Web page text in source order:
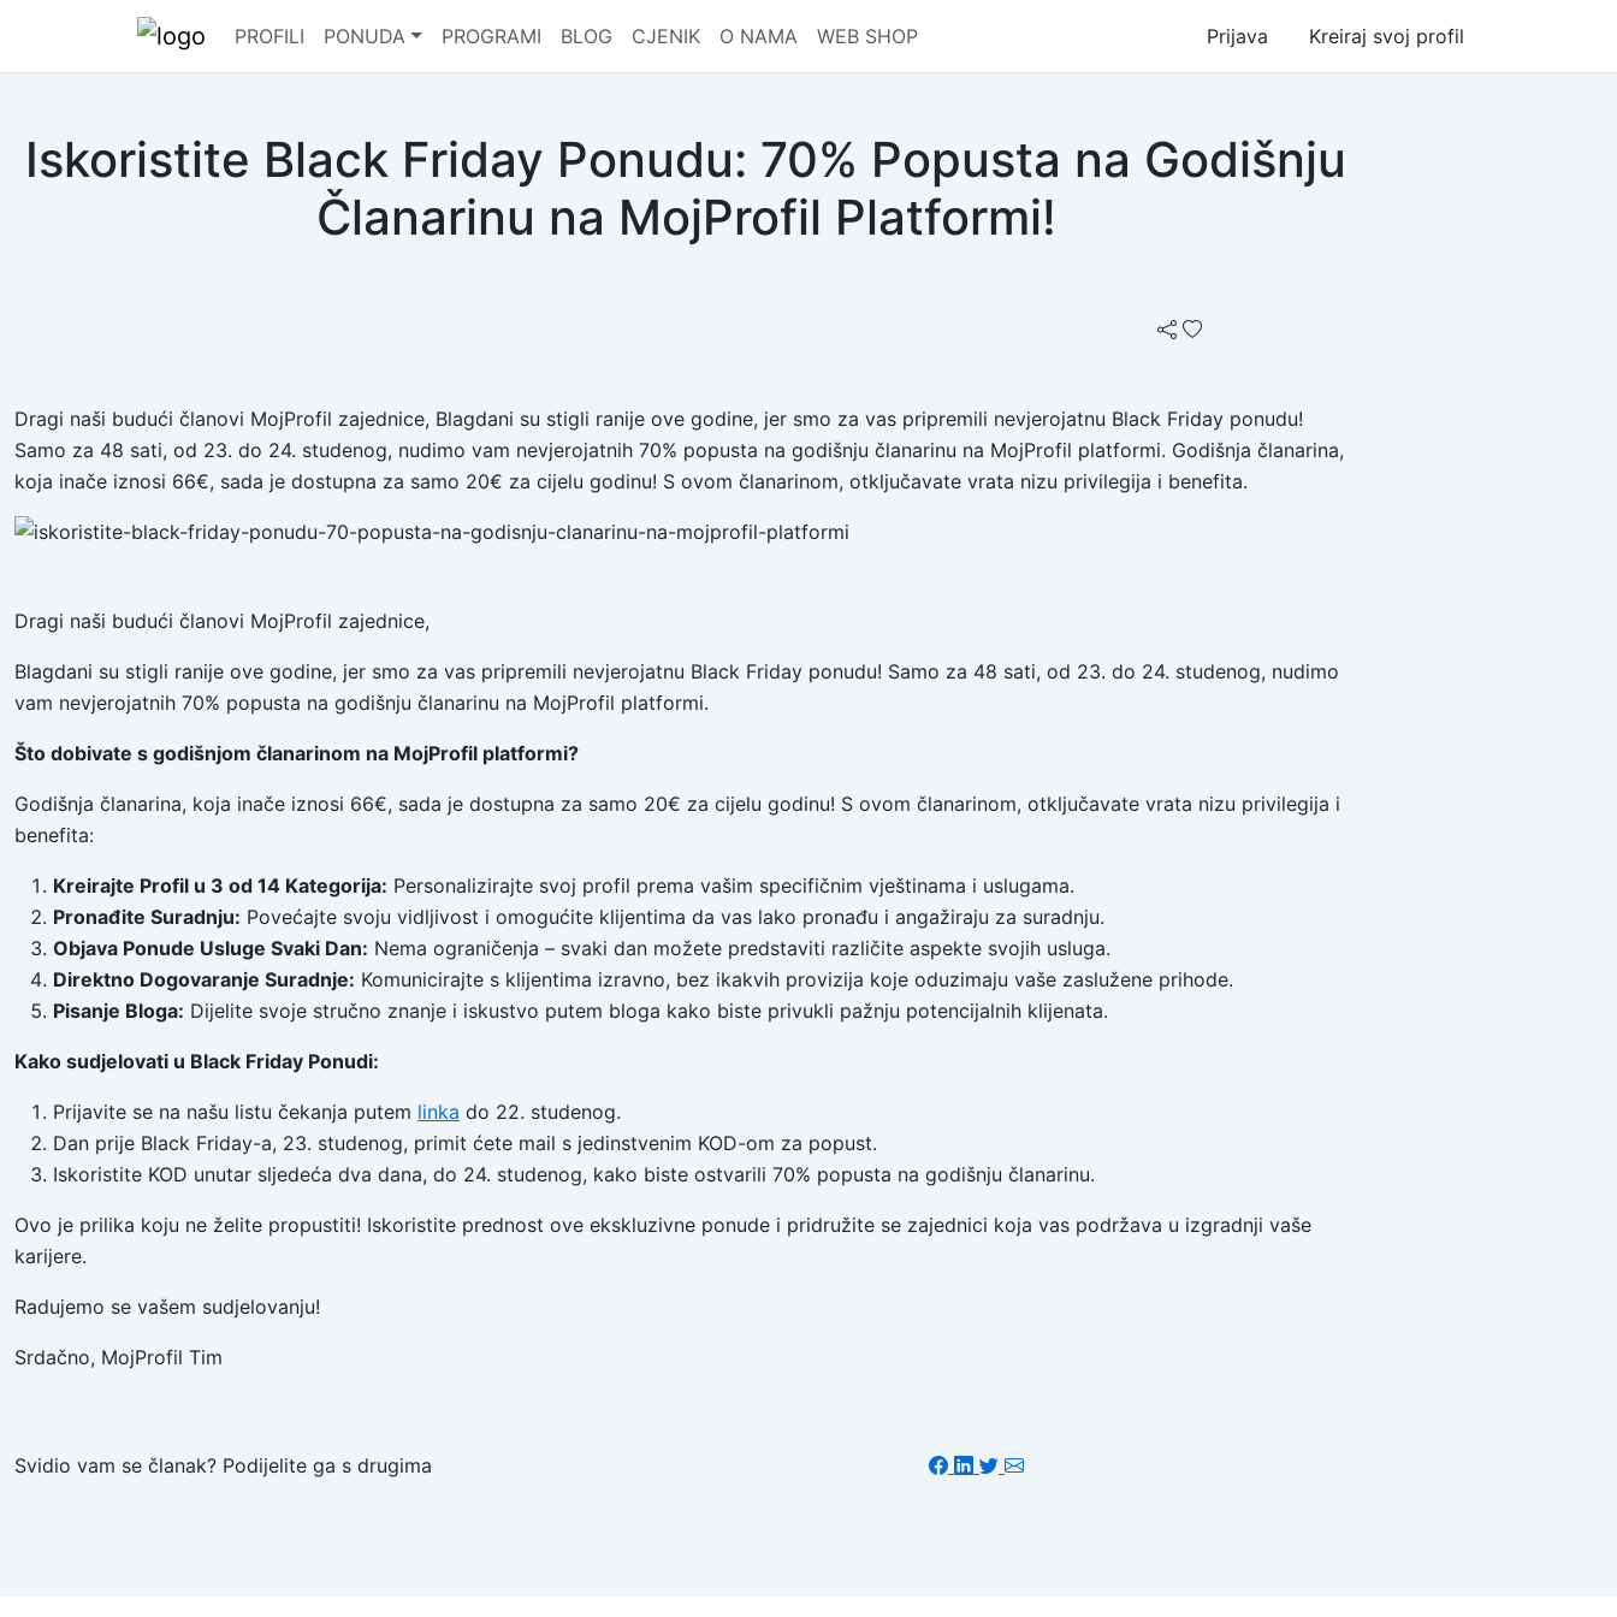
PROFILI PONUDA PROGRAMI BLOG CJENIK O NAMA WEB SHOP Prijava Kreiraj svoj profil
Iskoristite Black Friday Ponudu: 70% Popusta na Godišnju
Članarinu na MojProfil Platformi!
Dragi naši budući članovi MojProfil zajednice, Blagdani su stigli ranije ove godine, jer smo za vas pripremili nevjerojatnu Black Friday ponudu!
Samo za 48 sati, od 23. do 24. studenog, nudimo vam nevjerojatnih 70% popusta na godišnju članarinu na MojProfil platformi. Godišnja članarina,
koja inače iznosi 66€, sada je dostupna za samo 20€ za cijelu godinu! S ovom članarinom, otključavate vrata nizu privilegija i benefita.
Dragi naši budući članovi MojProfil zajednice,
Blagdani su stigli ranije ove godine, jer smo za vas pripremili nevjerojatnu Black Friday ponudu! Samo za 48 sati, od 23. do 24. studenog, nudimo
vam nevjerojatnih 70% popusta na godišnju članarinu na MojProfil platformi.
Što dobivate s godišnjom članarinom na MojProfil platformi?
Godišnja članarina, koja inače iznosi 66€, sada je dostupna za samo 20€ za cijelu godinu! S ovom članarinom, otključavate vrata nizu privilegija i
benefita:
Kreirajte Profil u 3 od 14 Kategorija: Personalizirajte svoj profil prema vašim specifičnim vještinama i uslugama.
Pronađite Suradnju: Povećajte svoju vidljivost i omogućite klijentima da vas lako pronađu i angažiraju za suradnju.
Objava Ponude Usluge Svaki Dan: Nema ograničenja – svaki dan možete predstaviti različite aspekte svojih usluga.
Direktno Dogovaranje Suradnje: Komunicirajte s klijentima izravno, bez ikakvih provizija koje oduzimaju vaše zaslužene prihode.
Pisanje Bloga: Dijelite svoje stručno znanje i iskustvo putem bloga kako biste privukli pažnju potencijalnih klijenata.
Kako sudjelovati u Black Friday Ponudi:
Prijavite se na našu listu čekanja putem linka do 22. studenog.
Dan prije Black Friday-a, 23. studenog, primit ćete mail s jedinstvenim KOD-om za popust.
Iskoristite KOD unutar sljedeća dva dana, do 24. studenog, kako biste ostvarili 70% popusta na godišnju članarinu.
Ovo je prilika koju ne želite propustiti! Iskoristite prednost ove ekskluzivne ponude i pridružite se zajednici koja vas podržava u izgradnji vaše
karijere.
Radujemo se vašem sudjelovanju!
Srdačno, MojProfil Tim
Svidio vam se članak? Podijelite ga s drugima